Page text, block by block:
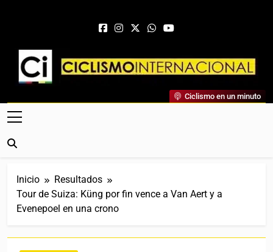
Ciclismo Internacional
Web Dedicada Al Ciclismo Mundial. Entrevistas, Análisis,
Crónicas, Previas Y Más. La Web Ciclista De Referencia.
Ciclismo en un minuto
Inicio
Resultados
Tour de Suiza: Küng por fin vence a Van Aert y a
Evenepoel en una crono